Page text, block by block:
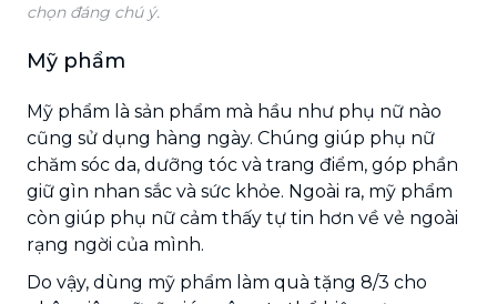
chọn đáng chú ý.
Mỹ phẩm
Mỹ phẩm là sản phẩm mà hầu như phụ nữ nào
cũng sử dụng hàng ngày. Chúng giúp phụ nữ
chăm sóc da, dưỡng tóc và trang điểm, góp phần
giữ gìn nhan sắc và sức khỏe. Ngoài ra, mỹ phẩm
còn giúp phụ nữ cảm thấy tự tin hơn về vẻ ngoài
rạng ngời của mình.
Do vậy, dùng mỹ phẩm làm quà tặng 8/3 cho